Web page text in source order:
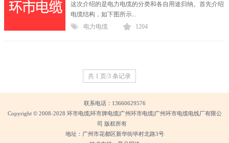
这次介绍的是电力电缆的分类和各自用途归纳。首先介绍
电缆结构，如下图所示...
电力电缆
1204
共 1 页/3 条记录
联系电话：13660629576
Copyright © 2008-2028 环市电缆|环市牌电缆|广州环市电缆|广州环市电缆电线厂有限公
司 版权所有
地址：广州市花都区新华街毕村北路3号